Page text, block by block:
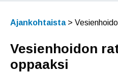
Ajankohtaista>
Vesienhoidon
oppaaksi